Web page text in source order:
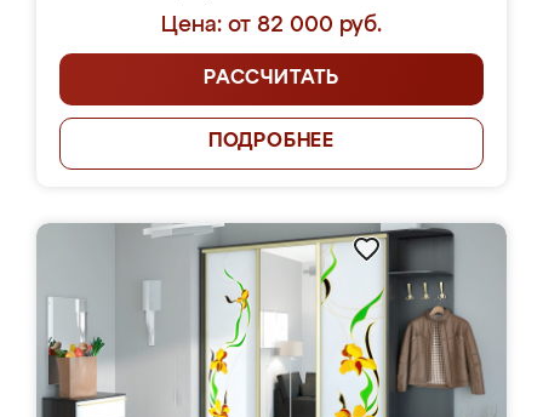
Цена: от 82 000 руб.
РАССЧИТАТЬ
ПОДРОБНЕЕ